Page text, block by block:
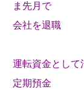
ま先月で
会社を退職
運転資金として
定期預金